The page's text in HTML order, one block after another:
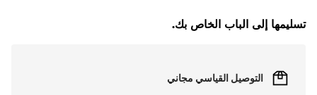
تسليمها إلى الباب الخاص بك.
التوصيل القياسي مجاني